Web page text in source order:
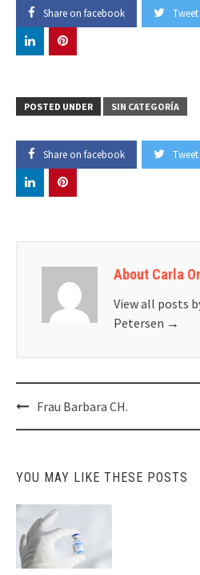
Share on facebook
POSTED UNDER SIN CATEGORÍA
Share on facebook
About Carla
View all posts
Petersen →
Post
navigation
Frau Barbara CH.
YOU MAY LIKE THESE POSTS